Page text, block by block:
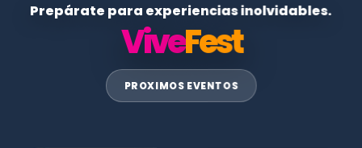
Prepárate para experiencias inolvidables.
ViveFest
PROXIMOS EVENTOS